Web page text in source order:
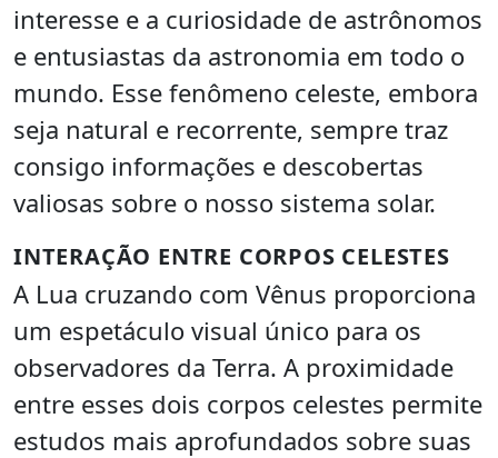
interesse e a curiosidade de astrônomos
e entusiastas da astronomia em todo o
mundo. Esse fenômeno celeste, embora
seja natural e recorrente, sempre traz
consigo informações e descobertas
valiosas sobre o nosso sistema solar.
INTERAÇÃO ENTRE CORPOS CELESTES
A Lua cruzando com Vênus proporciona
um espetáculo visual único para os
observadores da Terra. A proximidade
entre esses dois corpos celestes permite
estudos mais aprofundados sobre suas